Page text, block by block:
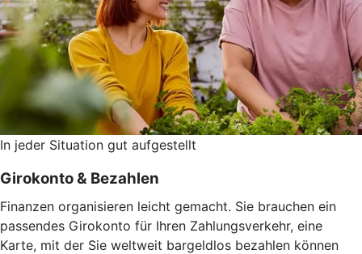
In jeder Situation gut aufgestellt
Girokonto & Bezahlen
Finanzen organisieren leicht gemacht. Sie brauchen ein
passendes Girokonto für Ihren Zahlungsverkehr, eine
Karte, mit der Sie weltweit bargeldlos bezahlen können